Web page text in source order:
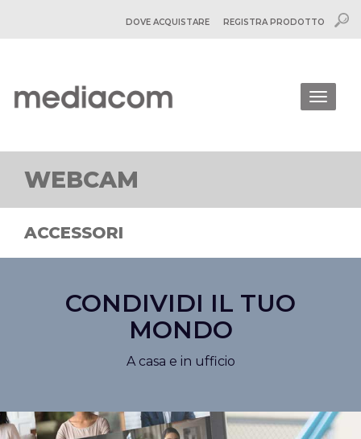
DOVE ACQUISTARE REGISTRA PRODOTTO
WEBCAM
ACCESSORI
CONDIVIDI IL TUO
MONDO
A casa e in ufficio